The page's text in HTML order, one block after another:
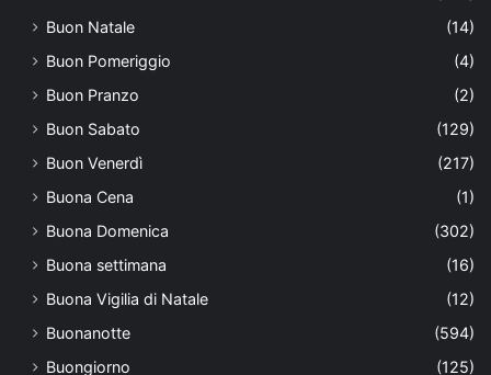
Buon Natale
(14)
Buon Pomeriggio
(4)
Buon Pranzo
(2)
Buon Sabato
(129)
Buon Venerdì
(217)
Buona Cena
(1)
Buona Domenica
(302)
Buona settimana
(16)
Buona Vigilia di Natale
(12)
Buonanotte
(594)
Buongiorno
(125)